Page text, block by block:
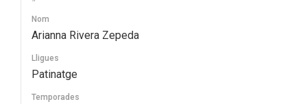
Nom
Arianna Rivera Zepeda
Lligues
Patinatge
Temporades